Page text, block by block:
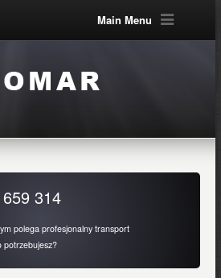
Main Menu
314
polega profesjonalny transport
potrzebujesz?